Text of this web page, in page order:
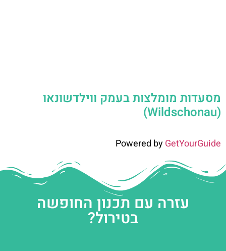
מסעדות מומלצות בעמק ווילדשונאו
(Wildschonau)
Powered byGetYourGuide
עזרה עם תכנון החופשה
בטירול?